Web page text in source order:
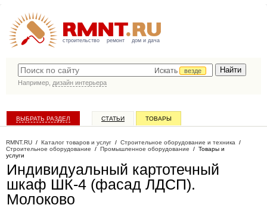
строительство ремонт дом и дача
Искать
везде
Например, дизайн интерьера
ВЫБРАТЬ РАЗДЕЛ СТАТЬИ ТОВАРЫ
RMNT.RU / Каталог товаров и услуг / Строительное оборудование и техника /
Строительное оборудование / Промышленное оборудование / Товары и
услуги
Индивидуальный картотечный
шкаф ШК-4 (фасад ЛДСП).
Молоково